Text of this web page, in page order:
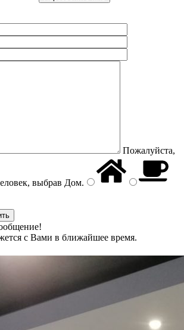
Пожалуйста,
выбрав Дом.
с Вами в ближайшее время.